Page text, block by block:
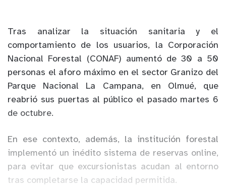
Tras analizar la situación sanitaria y el
comportamiento de los usuarios, la Corporación
Nacional Forestal (CONAF) aumentó de 30 a 50
personas el aforo máximo en el sector Granizo del
Parque Nacional La Campana, en Olmué, que
reabrió sus puertas al público el pasado martes 6
de octubre.
En ese contexto, además, la institución forestal
implementó un inédito sistema de reservas online,
para evitar que excursionistas acudan al entorno
tras completarse la capacidad permitida.